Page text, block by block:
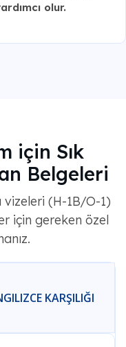
olur.
için Sık
Belgeleri
vizeleri (H-1B/O-1)
için gereken özel
KARŞILIĞI